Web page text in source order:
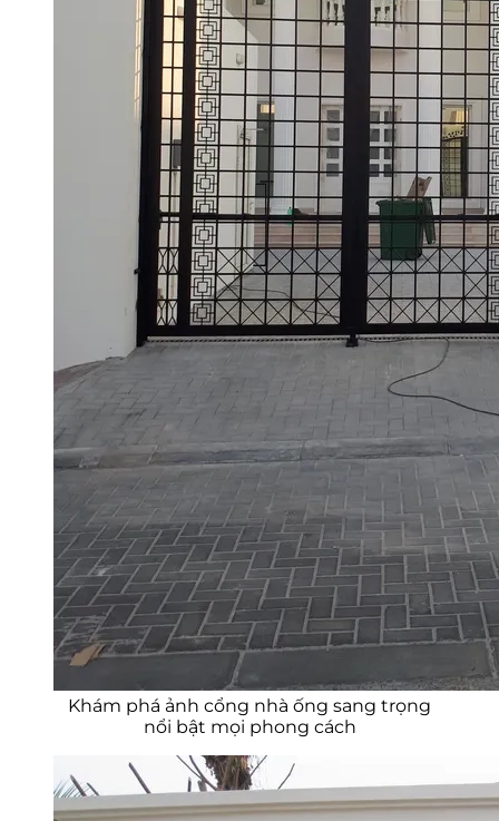
Khám phá ảnh cổng nhà ống sang trọng
nổi bật mọi phong cách